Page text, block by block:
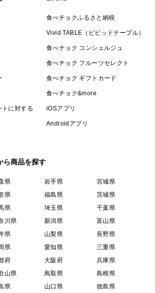
トに対する
食べチョクふるさと納税
Vivid TABLE（ビビッドテーブル）
食べチョク コンシェルジュ
食べチョク フルーツセレクト
食べチョク ギフトカード
食べチョク&more
iOSアプリ
Androidアプリ
ら商品を探す
県 岩手県
宮城県
県 福島県
茨城県
県 埼玉県
千葉県
川県 新潟県
富山県
県 山梨県
長野県
県 愛知県
三重県
府 大阪府
兵庫県
山県 鳥取県
島根県
県 山口県 徳島県